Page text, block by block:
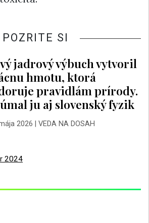
POZRITE SI
jadrový výbuch vytvoril
hmotu, ktorá
pravidlám prírody.
ju aj slovenský fyzik
2026 VEDA NA DOSAH
2024